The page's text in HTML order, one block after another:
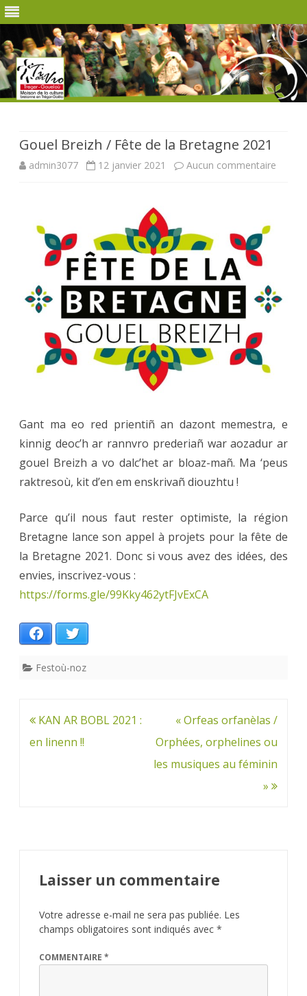
Gouel Breizh / Fête de la Bretagne 2021
admin3077 12 janvier 2021 Aucun commentaire
la
Gant ma eo red prientiñ an dazont memestra, e
kinnig deoc’h ar rannvro prederiañ war aozadur ar
gouel Breizh a vo dalc’het ar bloaz-mañ. Ma ‘peus
raktresoù, kit d’en em enskrivañ diouzhtu !
Parce qu’il nous faut rester optimiste, la région
Bretagne lance son appel à projets pour la fête de
la Bretagne 2021. Donc si vous avez des idées, des
envies, inscrivez-vous :
https://forms.gle/99Kky462ytFJvExCA
Facebook
Festoù-noz
Navigation
de
KAN AR BOBL 2021 :
en linenn !!
« Orfeas orfanèlas /
Orphées, orphelines ou
les musiques au féminin
»
Laisser un commentaire
Votre adresse e-mail ne sera pas publiée. Les
champs obligatoires sont indiqués avec *
COMMENTAIRE *